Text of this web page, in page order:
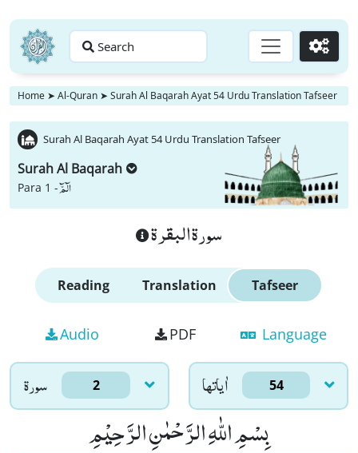
Search Go
Home ➤ Al-Quran ➤ Surah Al Baqarah Ayat 54 Urdu Translation Tafseer
Surah Al Baqarah Ayat 54 Urdu Translation Tafseer
Surah Al Baqarah
Para 1 -الٓمّٓ
سورة البقرة
Reading Translation Tafseer
Audio PDF Language
سورۃ 2 اٰياتها 54
بِسْمِ اللّٰهِ الرَّحْمٰنِ الرَّحِیْمِ